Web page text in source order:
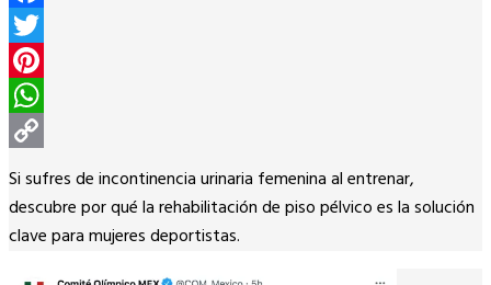
Facebook
Twitter
Pinterest
WhatsApp
Copy
Link
Si sufres de incontinencia urinaria femenina al entrenar,
descubre por qué la rehabilitación de piso pélvico es la solución
clave para mujeres deportistas.